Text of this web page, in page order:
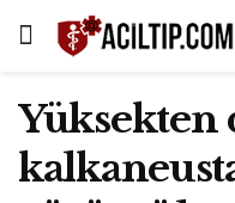
Yüksekten